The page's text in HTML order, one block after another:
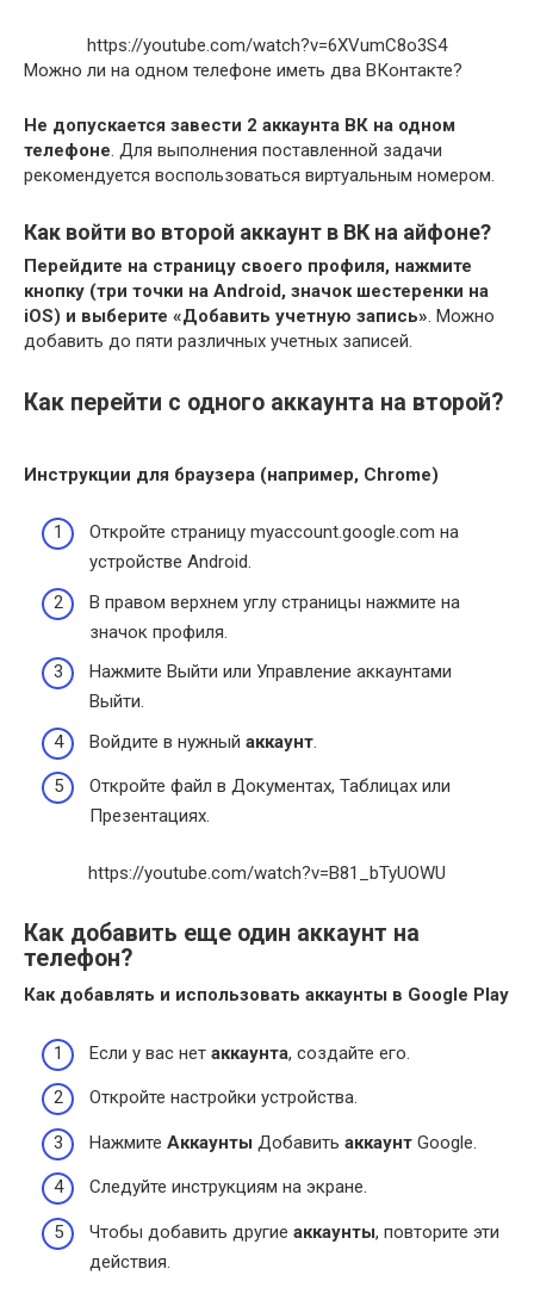
https://youtube.com/watch?v=6XVumC8o3S4
Можно ли на одном телефоне иметь два ВКонтакте?
Не допускается завести 2 аккаунта ВК на одном
телефоне. Для выполнения поставленной задачи
рекомендуется воспользоваться виртуальным номером.
Как войти во второй аккаунт в ВК на айфоне?
Перейдите на страницу своего профиля, нажмите
кнопку (три точки на Android, значок шестеренки на
iOS) и выберите «Добавить учетную запись». Можно
добавить до пяти различных учетных записей.
Как перейти с одного аккаунта на второй?
Инструкции для браузера (например, Chrome)
Откройте страницу myaccount.google.com на
устройстве Android.
В правом верхнем углу страницы нажмите на
значок профиля.
Нажмите Выйти или Управление аккаунтами
Выйти.
Войдите в нужный аккаунт.
Откройте файл в Документах, Таблицах или
Презентациях.
https://youtube.com/watch?v=B81_bTyUOWU
Как добавить еще один аккаунт на
телефон?
Как добавлять и использовать аккаунты в Google Play
Если у вас нет аккаунта, создайте его.
Откройте настройки устройства.
Нажмите Аккаунты Добавить аккаунт Google.
Следуйте инструкциям на экране.
Чтобы добавить другие аккаунты, повторите эти
действия.